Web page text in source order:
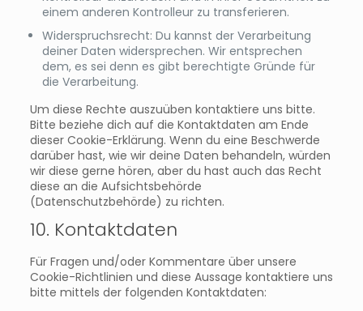
einem anderen Kontrolleur zu transferieren.
Widerspruchsrecht: Du kannst der Verarbeitung
deiner Daten widersprechen. Wir entsprechen
dem, es sei denn es gibt berechtigte Gründe für
die Verarbeitung.
Um diese Rechte auszuüben kontaktiere uns bitte.
Bitte beziehe dich auf die Kontaktdaten am Ende
dieser Cookie-Erklärung. Wenn du eine Beschwerde
darüber hast, wie wir deine Daten behandeln, würden
wir diese gerne hören, aber du hast auch das Recht
diese an die Aufsichtsbehörde
(Datenschutzbehörde) zu richten.
10. Kontaktdaten
Für Fragen und/oder Kommentare über unsere
Cookie-Richtlinien und diese Aussage kontaktiere uns
bitte mittels der folgenden Kontaktdaten: